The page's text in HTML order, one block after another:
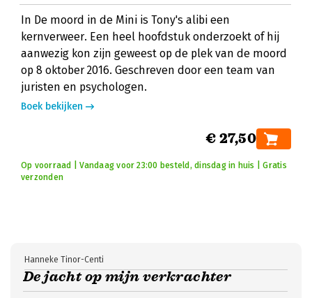
In De moord in de Mini is Tony's alibi een
kernverweer. Een heel hoofdstuk onderzoekt of hij
aanwezig kon zijn geweest op de plek van de moord
op 8 oktober 2016. Geschreven door een team van
juristen en psychologen.
Boek bekijken
€ 27,50
Op voorraad | Vandaag voor 23:00 besteld, dinsdag in huis | Gratis
verzonden
De jacht op mijn verkrachter
Hanneke Tinor-Centi